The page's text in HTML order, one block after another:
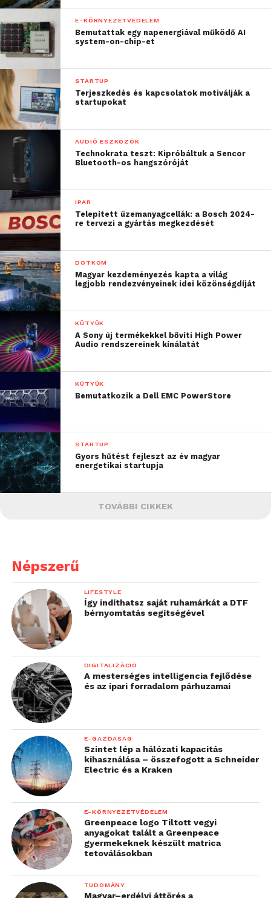
E-KÖRNYEZETVÉDELEM
Bemutattak egy napenergiával működő AI
system-on-chip-et
STARTUP
Terjeszkedés és kapcsolatok motiválják a
startupokat
AUDIÓ ESZKÖZÖK
Technokrata teszt: Kipróbáltuk a Sencor
Bluetooth-os hangszóróját
IPAR
Telepített üzemanyagcellák: a Bosch 2024-
re tervezi a gyártás megkezdését
DOTKOM
Magyar kezdeményezés kapta a világ
legjobb rendezvényeinek idei közönségdíját
KÜTYÜK
A Sony új termékekkel bővíti High Power
Audio rendszereinek kínálatát
KÜTYÜK
Bemutatkozik a Dell EMC PowerStore
STARTUP
Gyors hűtést fejleszt az év magyar
energetikai startupja
TOVÁBBI CIKKEK
Népszerű
LIFESTYLE
Így indíthatsz saját ruhamárkát a DTF
bérnyomtatás segítségével
DIGITALIZÁCIÓ
A mesterséges intelligencia fejlődése
és az ipari forradalom párhuzamai
E-GAZDASÁG
Szintet lép a hálózati kapacitás
kihasználása – összefogott a Schneider
Electric és a Kraken
E-KÖRNYEZETVÉDELEM
Greenpeace logo Tiltott vegyi
anyagokat talált a Greenpeace
gyermekeknek készült matrica
tetoválásokban
TUDOMÁNY
Magyar–erdélyi áttörés a